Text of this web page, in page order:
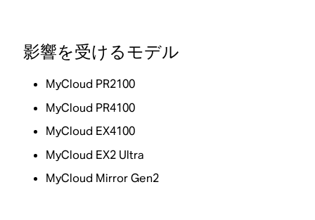
影響を受けるモデル
MyCloud PR2100
MyCloud PR4100
MyCloud EX4100
MyCloud EX2 Ultra
MyCloud Mirror Gen2